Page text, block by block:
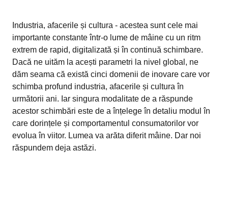
Industria, afacerile și cultura - acestea sunt cele mai
importante constante într-o lume de mâine cu un ritm
extrem de rapid, digitalizată și în continuă schimbare.
Dacă ne uităm la acești parametri la nivel global, ne
dăm seama că există cinci domenii de inovare care vor
schimba profund industria, afacerile și cultura în
următorii ani. Iar singura modalitate de a răspunde
acestor schimbări este de a înțelege în detaliu modul în
care dorințele și comportamentul consumatorilor vor
evolua în viitor. Lumea va arăta diferit mâine. Dar noi
răspundem deja astăzi.